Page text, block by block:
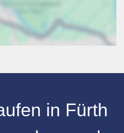
in Fürth